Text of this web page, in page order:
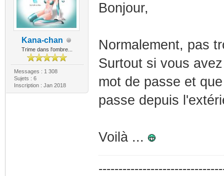
Kana-chan
Trime dans l'ombre...
Messages : 1 308
Sujets : 6
Inscription : Jan 2018
Bonjour,
Normalement, pas
Surtout si vous
mot de passe et
passe depuis
Voilà ...